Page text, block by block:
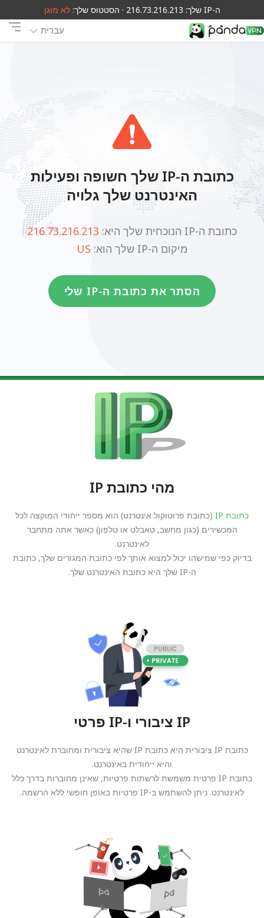
ה-IP שלך: 216.73.216.213 · הסטטוס שלך: לא מוגן
עברית
כתובת ה-IP שלך חשופה ופעילות
האינטרנט שלך גלויה
כתובת ה-IP הנוכחית שלך היא:
216.73.216.213
מיקום ה-IP שלך הוא:
US
הסתר את כתובת ה-IP שלי
מהי כתובת IP
כתובת IP
(כתובת פרוטוקול אינטרנט) הוא מספר ייחודי המוקצה לכל
המכשירים (כגון מחשב, טאבלט או טלפון) כאשר אתה מתחבר
לאינטרנט.
בדיוק כפי שמישהו יכול למצוא אותך לפי כתובת המגורים שלך, כתובת
ה-IP שלך היא כתובת האינטרנט שלך.
IP ציבורי ו-IP פרטי
כתובת IP ציבורית היא כתובת IP שהיא ציבורית ומחוברת לאינטרנט
והיא ייחודית באינטרנט.
כתובת IP פרטית משמשת לרשתות פרטיות, שאינן מחוברות בדרך כלל
לאינטרנט. ניתן להשתמש ב-IP פרטיות באופן חופשי ללא הרשמה.